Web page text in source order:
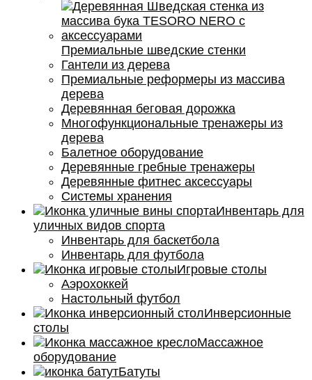
Премиальные шведские стенки
Гантели из дерева
Премиальные реформеры из массива
дерева
Деревянная беговая дорожка
Многофункциональные тренажеры из
дерева
Балетное оборудование
Деревянные гребные тренажеры
Деревянные фитнес аксессуары
Системы хранения
Инвентарь для
уличных видов спорта
Инвентарь для баскетбола
Инвентарь для футбола
Игровые столы
Аэрохоккей
Настольный футбол
Инверсионные
столы
Массажное
оборудование
Батуты